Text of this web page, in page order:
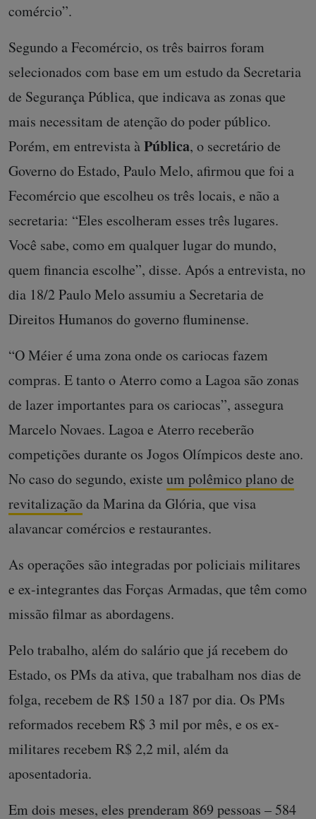
comércio”.
Segundo a Fecomércio, os três bairros foram
selecionados com base em um estudo da Secretaria
de Segurança Pública, que indicava as zonas que
mais necessitam de atenção do poder público.
Porém, em entrevista àPública, o secretário de
Governo do Estado, Paulo Melo, afirmou que foi a
Fecomércio que escolheu os três locais, e não a
secretaria: “Eles escolheram esses três lugares.
Você sabe, como em qualquer lugar do mundo,
quem financia escolhe”, disse. Após a entrevista, no
dia 18/2 Paulo Melo assumiu a Secretaria de
Direitos Humanos do governo fluminense.
“O Méier é uma zona onde os cariocas fazem
compras. E tanto o Aterro como a Lagoa são zonas
de lazer importantes para os cariocas”, assegura
Marcelo Novaes. Lagoa e Aterro receberão
competições durante os Jogos Olímpicos deste ano.
No caso do segundo, existe um polêmico plano de
revitalizaçãoda Marina da Glória, que visa
alavancar comércios e restaurantes.
As operações são integradas por policiais militares
e ex-integrantes das Forças Armadas, que têm como
missão filmar as abordagens.
Pelo trabalho, além do salário que já recebem do
Estado, os PMs da ativa, que trabalham nos dias de
folga, recebem de R$ 150 a 187 por dia. Os PMs
reformados recebem R$ 3 mil por mês, e os ex-
militares recebem R$ 2,2 mil, além da
aposentadoria.
Em dois meses, eles prenderam 869 pessoas – 584